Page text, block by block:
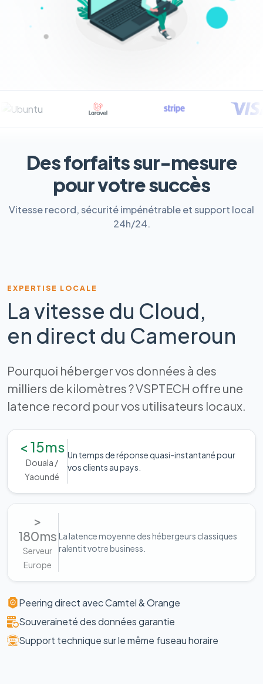
Des forfaits sur-mesure
pour votre succès
Vitesse record, sécurité impénétrable et support local
24h/24.
EXPERTISE LOCALE
La vitesse du Cloud,
en direct du Cameroun
Pourquoi héberger vos données à des
milliers de kilomètres ? VSPTECH offre une
latence record pour vos utilisateurs locaux.
< 15ms
Douala /
Yaoundé
Un temps de réponse quasi-instantané pour
vos clients au pays.
>
180ms
Serveur
Europe
La latence moyenne des hébergeurs classiques
ralentit votre business.
Peering direct avec Camtel & Orange
Souveraineté des données garantie
Support technique sur le même fuseau horaire